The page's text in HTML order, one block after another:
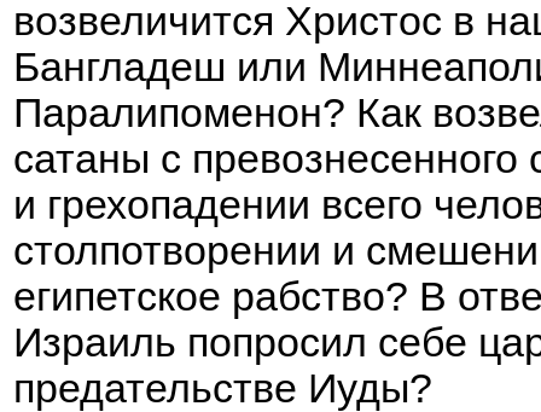
возвеличится Христос в
Бангладеш или
Паралипоменон? Как
сатаны с
и грехопадении всего
столпотворении и
египетское рабство? В
Израиль попросил себе
предательстве Иуды?